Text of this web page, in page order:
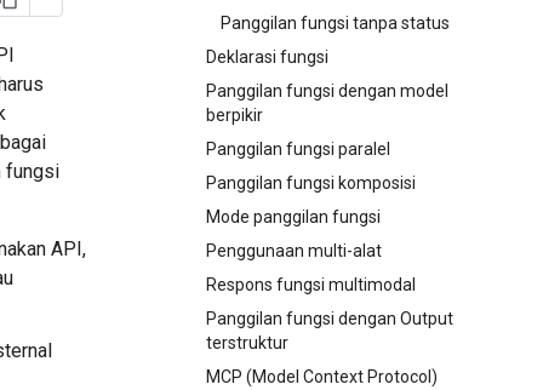
Panggilan fungsi tanpa status
Deklarasi fungsi
Panggilan fungsi dengan model
berpikir
Panggilan fungsi paralel
Panggilan fungsi komposisi
Mode panggilan fungsi
Penggunaan multi-alat
Respons fungsi multimodal
Panggilan fungsi dengan Output
terstruktur
MCP (Model Context Protocol)
fungsi
API,